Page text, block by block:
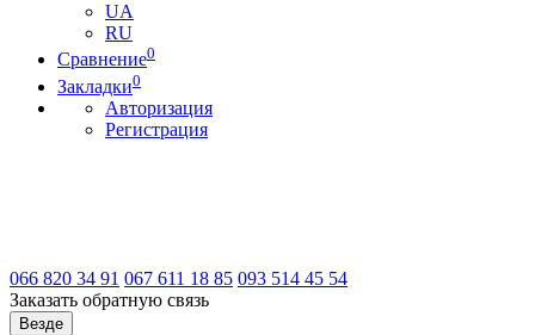
UA
RU
Сравнение0
Закладки0
Авторизация
Регистрация
066 820 34 91 067 611 18 85 093 514 45 54
Заказать обратную связь
Везде